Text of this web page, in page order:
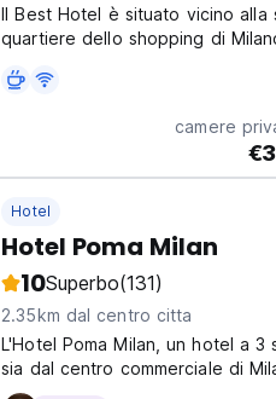
Il Best Hotel è situato vicino
quartiere dello shopping di
camere
Hotel
Hotel Poma Milan
10Superbo(131)
2.35km dal centro citta
L'Hotel Poma Milan, un hotel a
sia dal centro commerciale di